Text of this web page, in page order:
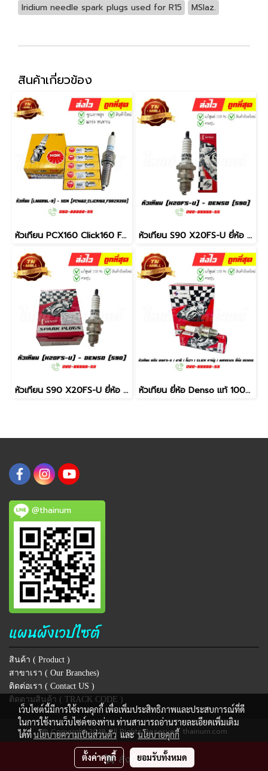
สั่งซื้อสินค้า
Iridium needle spark plugs used for R15
MSlaz.
สินค้าเกี่ยวข้อง
หัวเทียน PCX160 Click160 Forza350 (LMAR8L-9) ยี่ห้อ NGK (จำหน่ายยกกล่อง) หัวเทียน S90 X20FS-U ยี่ห้อ Denso (1หัว) By ไทยนำอะไหล่ยนต์
หัวเทียน S90 X20FS-U ยี่ห้อ Denso (ยกกล่อง) By ไทยนำอะไหล่ยนต์ หัวเทียน ยี่ห้อ Denso แท้ 100% By ไทยนำอะไหล่ยนต์
@thainum
แผนผังเวปไซต์
สินค้า ( Product )
สาขาเรา ( Our Branches)
ติดต่อเรา ( Contact US )
ติดตามสินค้า ( TRACK CODE )
@ Copyright 2018 All Rights Reserved. thainum.com
ผู้เข้าชมวันนี้ 1
เว็บไซต์นี้มีการใช้งานคุกกี้ เพื่อเพิ่มประสิทธิภาพและประสบการณ์ที่ดี
ในการใช้งานเว็บไซต์ของท่าน ท่านสามารถอ่านรายละเอียดเพิ่มเติม
ได้ที่นโยบายความเป็นส่วนตัว และนโยบายคุกกี้
ตั้งค่าคุกกี้ ยอมรับทั้งหมด